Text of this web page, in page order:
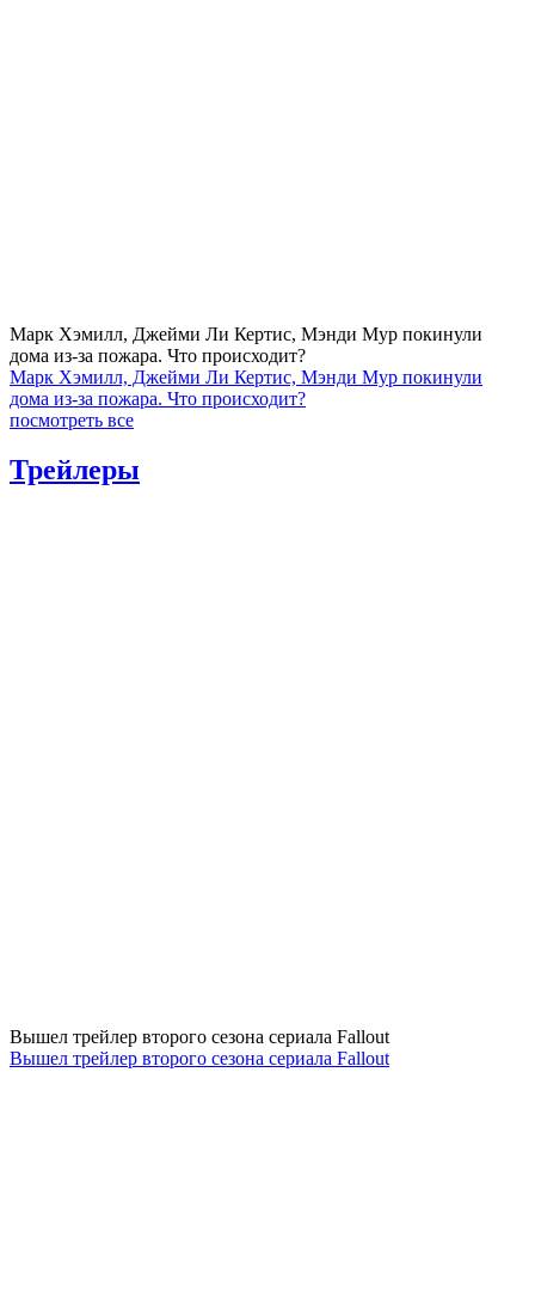
Марк Хэмилл, Джейми Ли Кертис, Мэнди Мур покинули
дома из-за пожара. Что происходит?
Марк Хэмилл, Джейми Ли Кертис, Мэнди Мур покинули
дома из-за пожара. Что происходит?
посмотреть все
Трейлеры
Вышел трейлер второго сезона сериала Fallout
Вышел трейлер второго сезона сериала Fallout